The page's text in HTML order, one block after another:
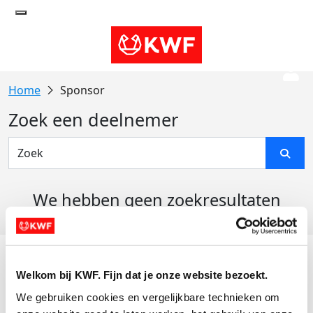
Welkom bij KWF. Fijn dat je onze website bezoekt.
We gebruiken cookies en vergelijkbare technieken om
Sponsor
Zoek een deelnemer
We hebben geen zoekresultaten
Actiematerialen
Evenementen